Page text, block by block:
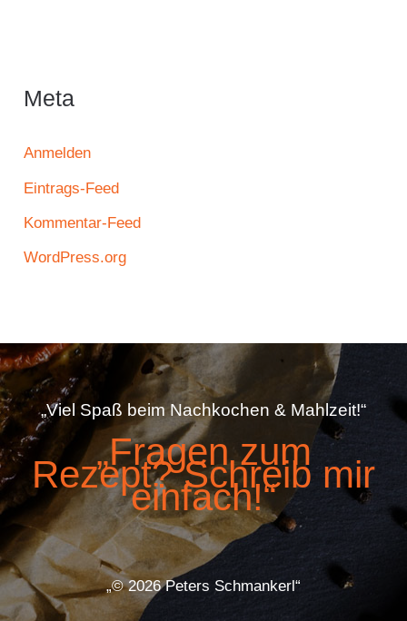
Meta
Anmelden
Eintrags-Feed
Kommentar-Feed
WordPress.org
„Viel Spaß beim Nachkochen & Mahlzeit!“
„Fragen zum
Rezept? Schreib mir
einfach!“
„© 2026 Peters Schmankerl“